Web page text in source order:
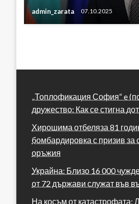
admin_zarata 07.10.2025
„Топлофикация София“ e
дружество: Как се стигна
Хирошима отбеляза 81
бомбардировка с призив за
оръжия
Украйна: Близо 16 000
от 72 държави служат във
На косъм от катастрофата: